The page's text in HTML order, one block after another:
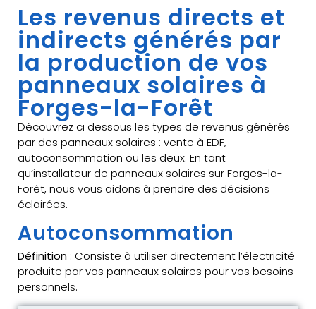
Les revenus directs et
indirects générés par
la production de vos
panneaux solaires à
Forges-la-Forêt
Découvrez ci dessous les types de revenus générés
par des panneaux solaires : vente à EDF,
autoconsommation ou les deux. En tant
qu’installateur de panneaux solaires sur Forges-la-
Forêt, nous vous aidons à prendre des décisions
éclairées.
Autoconsommation
Définition : Consiste à utiliser directement l’électricité
produite par vos panneaux solaires pour vos besoins
personnels.